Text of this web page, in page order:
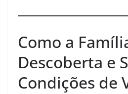
Como a
Descoberta e
Condições de